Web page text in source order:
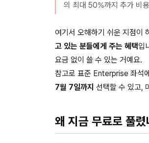
의 최대 50%까지 추가 비
여기서 오해하기 쉬운 지점이
고 있는 분들에게 주는 혜택입
요금 없이 쓸 수 있는 거예요.
참고로 표준 Enterprise 좌석
7월 7일까지 선택할 수 있고,
왜 지금 무료로 풀